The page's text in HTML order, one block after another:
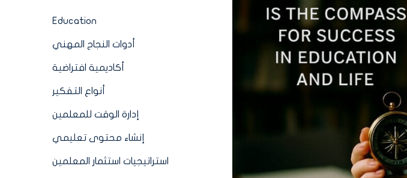
Education
أدوات النجاح المهني
أكاديمية افتراضية
أنواع التفكير
إدارة الوقت للمعلمين
إنشاء محتوى تعليمي
استراتيجيات استثمار المعلمين